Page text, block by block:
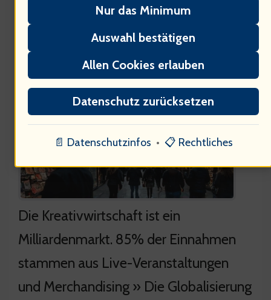
Ökonomische Einflüsse auf die
Musikindustrie
Die Kreativwirtschaft ist ein
Milliardenmarkt. 85% der Einnahmen
stammen aus Live-Veranstaltungen
und Merchandising » Die Globalisierung
Nur das Minimum
Auswahl bestätigen
Allen Cookies erlauben
Datenschutz zurücksetzen
📄 Datenschutzinfos • 📋 Rechtliches